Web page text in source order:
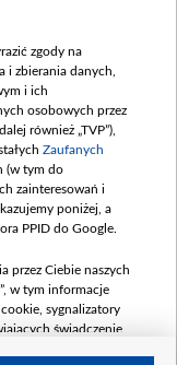
350
2025
(wpłata
8
zgody na
i zbierania danych,
i ich
osobowych przez
również „TVP”),
Zaufanych
(w tym do
zainteresowań i
poniżej, a
PPID do Google.
przez Ciebie naszych
w tym informacje
sygnalizatory
świadczenie